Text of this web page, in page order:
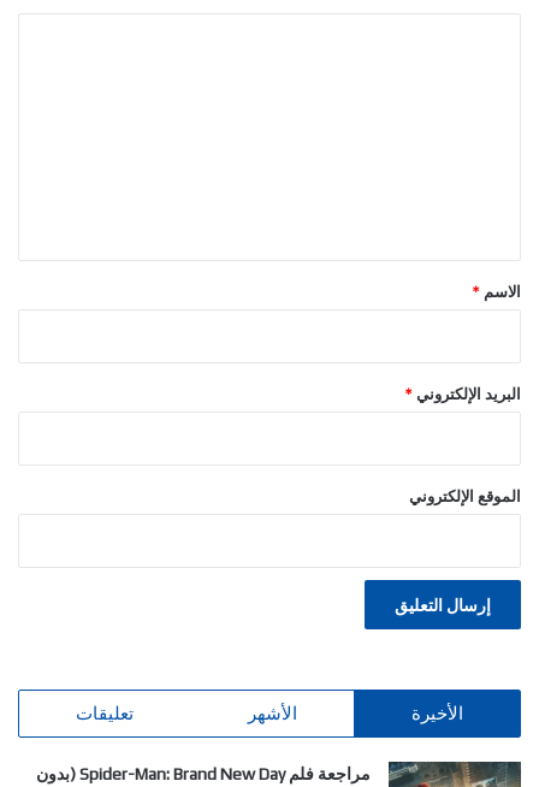
*
الاسم *
البريد الإلكتروني *
الموقع الإلكتروني
الأخيرة الأشهر تعليقات
مراجعة فلم Spider-Man: Brand New Day (بدون